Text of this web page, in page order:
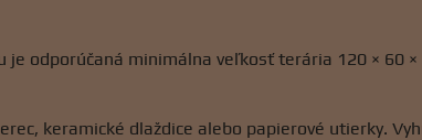
odporúčaná minimálna veľkosť terária 120 × 60 ×
keramické dlaždice alebo papierové utierky.